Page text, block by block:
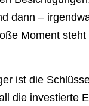
dann –
Moment
ist die
die investierte